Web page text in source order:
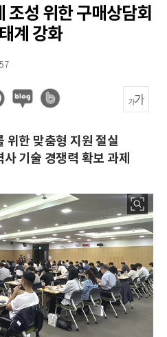
조성 위한 구매상담회
계 강화
위한 맞춤형 지원 절실
기술 경쟁력 확보 과제